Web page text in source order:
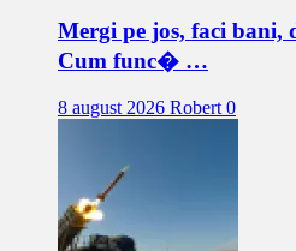
Mergi pe jos, faci bani,
Cum func� …
8 august 2026 Robert 0